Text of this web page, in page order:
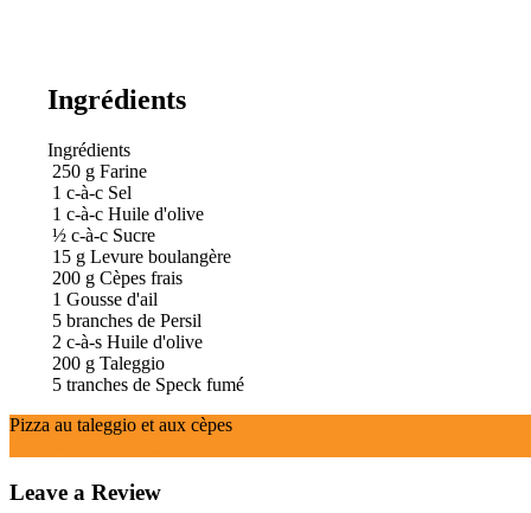
Ingrédients
Ingrédients
250 g Farine
1 c-à-c Sel
1 c-à-c Huile d'olive
½ c-à-c Sucre
15 g Levure boulangère
200 g Cèpes frais
1 Gousse d'ail
5 branches de Persil
2 c-à-s Huile d'olive
200 g Taleggio
5 tranches de Speck fumé
Pizza au taleggio et aux cèpes
Leave a Review